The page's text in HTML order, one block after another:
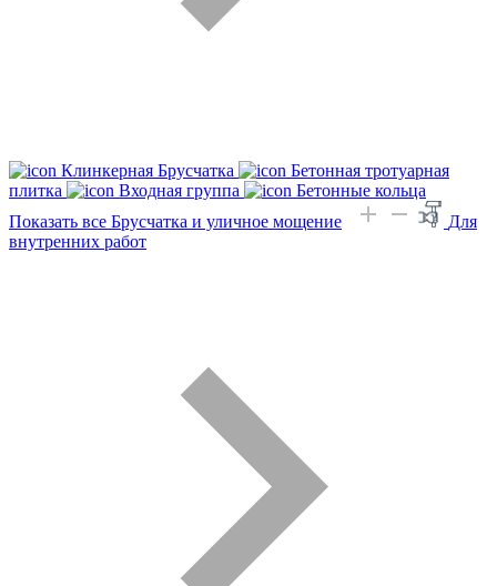
Клинкерная Брусчатка
Бетонная тротуарная
плитка
Входная группа
Бетонные кольца
Показать все Брусчатка и уличное мощение
Для
внутренних работ